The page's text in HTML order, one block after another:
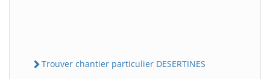
Trouver chantier particulier DESERTINES